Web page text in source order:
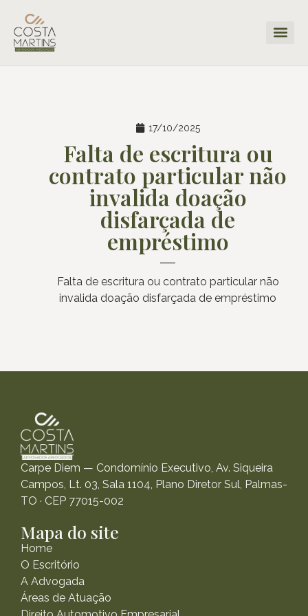
17/10/2025
Falta de escritura ou
contrato particular não
invalida doação
disfarçada de
empréstimo
Falta de escritura ou contrato particular não
invalida doação disfarçada de empréstimo
Carpe Diem — Condomínio Executivo, Av. Siqueira
Campos, Lt. 03, Sala 1104, Plano Diretor Sul, Palmas-
TO · CEP 77015-002
Mapa do site
Home
O Escritório
A Advogada
Áreas de Atuação